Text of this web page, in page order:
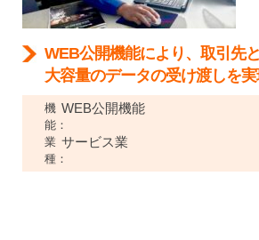
WEB公開機能により、取引先
大容量のデータの受け渡しを実
機
能：
WEB公開機能
業
種：
サービス業